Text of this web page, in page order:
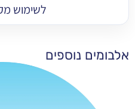
לשימוש מקצועי וביתי
נוספים